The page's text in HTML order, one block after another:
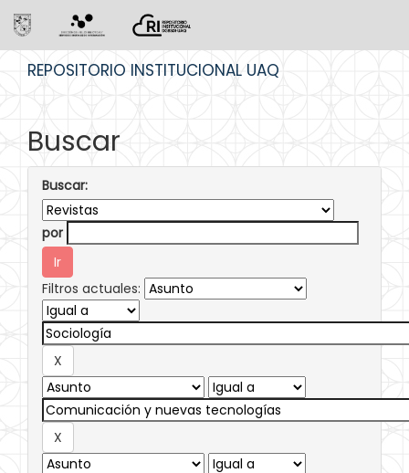
REPOSITORIO INSTITUCIONAL UAQ
Buscar
Buscar:
por
Filtros actuales: